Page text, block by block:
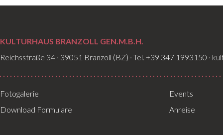
KULTURHAUS BRANZOLL GEN.M.B.H.
Reichsstraße 34 · 39051 Branzoll (BZ) · Tel. +39 347 1993150 ·
Fotogalerie
Download Formulare
Events
Anreise